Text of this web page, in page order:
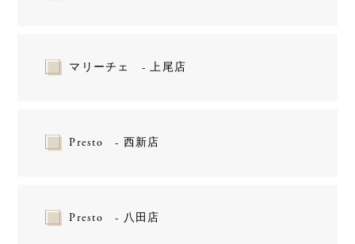
マリーチェ - 上尾店
Presto - 西新店
Presto - 八田店